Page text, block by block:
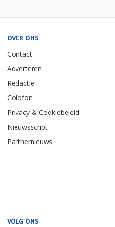
OVER ONS
Contact
Adverteren
Redactie
Colofon
Privacy & Cookiebeleid
Nieuwsscript
Partnernieuws
VOLG ONS